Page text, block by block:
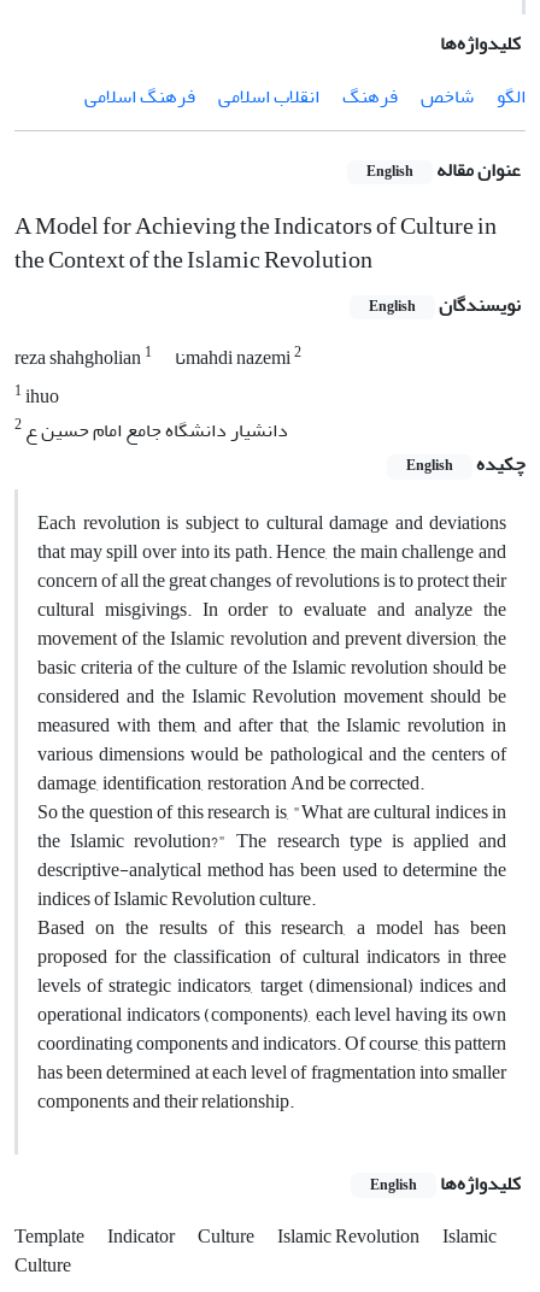
کلیدواژه‌ها
الگو
شاخص فرهنگ انقلاب اسلامی فرهنگ اسلامی
عنوان مقاله English
A Model for Achieving the Indicators of Culture in
the Context of the Islamic Revolution
نویسندگان English
reza shahgholian1 ناmahdi nazemi2
1ihuo
2دانشیار دانشگاه جامع امام حسین ع
چکیده
English
Each revolution is subject to cultural damage and deviations
that may spill over into its path. Hence, the main challenge and
concern of all the great changes of revolutions is to protect their
cultural misgivings. In order to evaluate and analyze the
movement of the Islamic revolution and prevent diversion, the
basic criteria of the culture of the Islamic revolution should be
considered and the Islamic Revolution movement should be
measured with them, and after that, the Islamic revolution in
various dimensions would be pathological and the centers of
damage, identification, restoration And be corrected.
So the question of this research is, "What are cultural indices in
the Islamic revolution?" The research type is applied and
descriptive-analytical method has been used to determine the
indices of Islamic Revolution culture.
Based on the results of this research, a model has been
proposed for the classification of cultural indicators in three
levels of strategic indicators, target (dimensional) indices and
operational indicators (components), each level having its own
coordinating components and indicators. Of course, this pattern
has been determined at each level of fragmentation into smaller
components and their relationship.
کلیدواژه‌ها English
Template Indicator Culture Islamic Revolution
Islamic
Culture